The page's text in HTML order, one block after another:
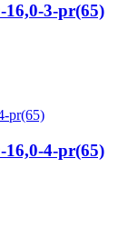
16,0-3-pr(65)
16,0-4-pr(65)